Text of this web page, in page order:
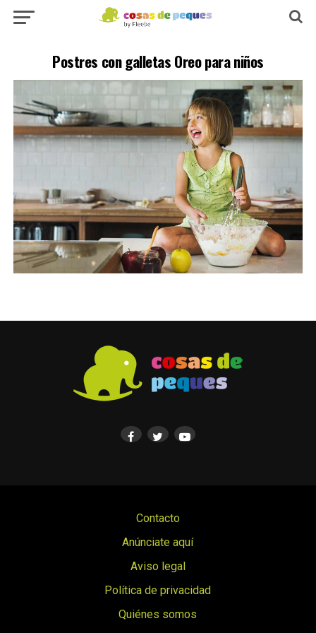
Postres con galletas Oreo para niños
Contacto
Anúnciate aquí
Aviso legal
Política de privacidad
Quiénes somos